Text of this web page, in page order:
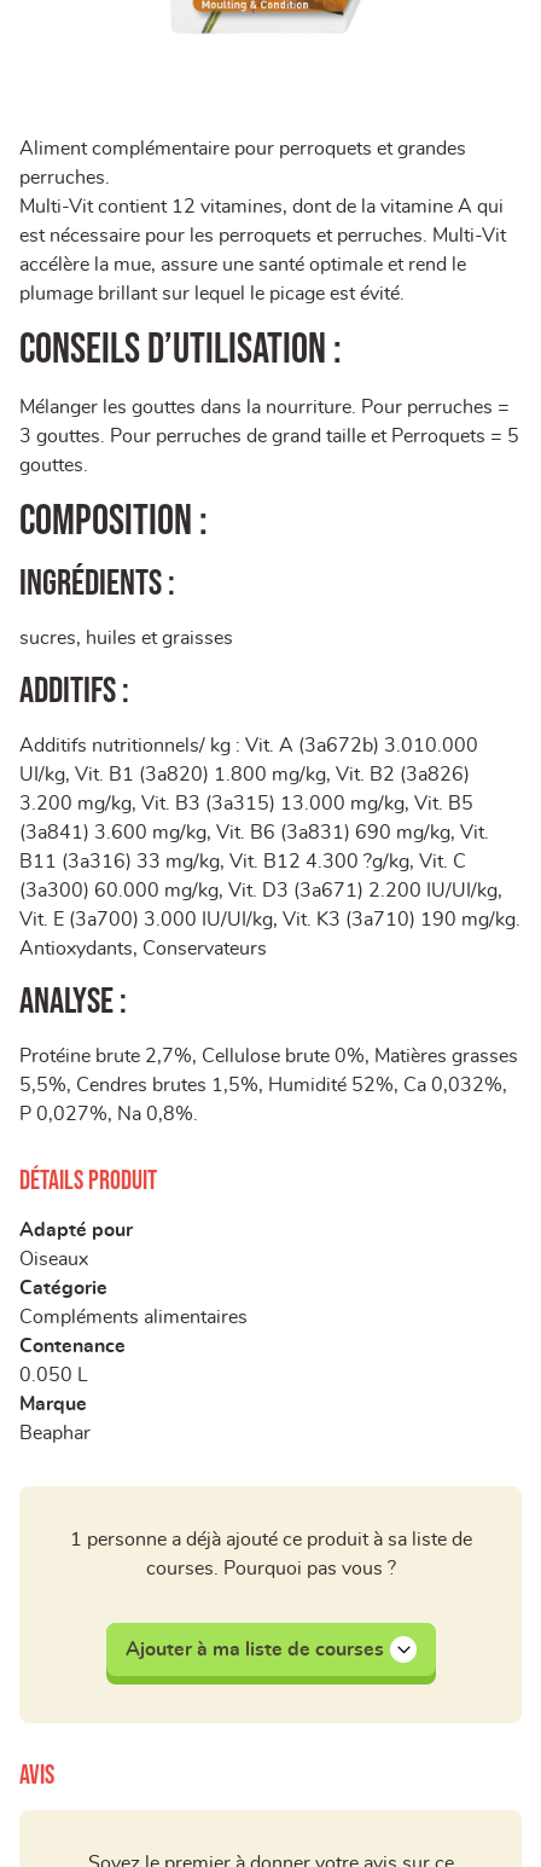
Aliment complémentaire pour perroquets et grandes
perruches.
Multi-Vit contient 12 vitamines, dont de la vitamine A qui
est nécessaire pour les perroquets et perruches. Multi-Vit
accélère la mue, assure une santé optimale et rend le
plumage brillant sur lequel le picage est évité.
Conseils d’utilisation :
Mélanger les gouttes dans la nourriture. Pour perruches =
3 gouttes. Pour perruches de grand taille et Perroquets = 5
gouttes.
Composition :
Ingrédients :
sucres, huiles et graisses
Additifs :
Additifs nutritionnels/ kg : Vit. A (3a672b) 3.010.000
UI/kg, Vit. B1 (3a820) 1.800 mg/kg, Vit. B2 (3a826)
3.200 mg/kg, Vit. B3 (3a315) 13.000 mg/kg, Vit. B5
(3a841) 3.600 mg/kg, Vit. B6 (3a831) 690 mg/kg, Vit.
B11 (3a316) 33 mg/kg, Vit. B12 4.300 ?g/kg, Vit. C
(3a300) 60.000 mg/kg, Vit. D3 (3a671) 2.200 IU/UI/kg,
Vit. E (3a700) 3.000 IU/UI/kg, Vit. K3 (3a710) 190 mg/kg.
Antioxydants, Conservateurs
Analyse :
Protéine brute 2,7%, Cellulose brute 0%, Matières grasses
5,5%, Cendres brutes 1,5%, Humidité 52%, Ca 0,032%,
P 0,027%, Na 0,8%.
Détails produit
Adapté pour
Oiseaux
Catégorie
Compléments alimentaires
Contenance
0.050 L
Marque
Beaphar
1 personne a déjà ajouté ce produit à sa liste de
courses. Pourquoi pas vous ?
Ajouter à ma liste de courses
Avis
Soyez le premier à donner votre avis sur ce